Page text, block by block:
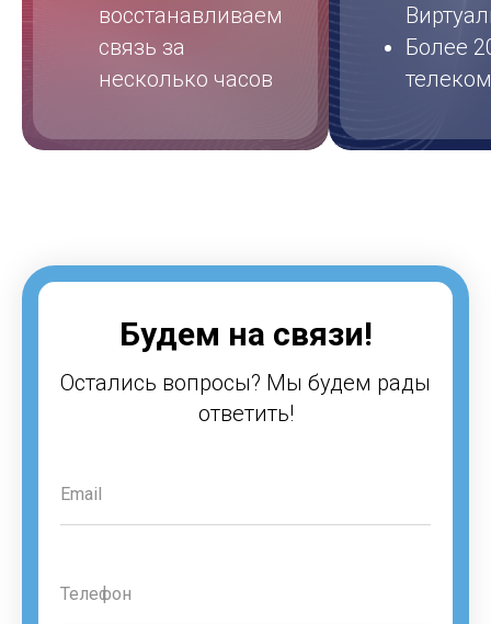
восстанавливаем
связь за
несколько часов
Более
Будем на связи!
Остались вопросы? Мы будем рады
ответить!